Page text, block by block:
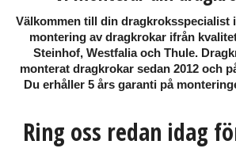
Välkommen till din dragkroksspecialist i
montering av dragkrokar ifrån
Steinhof, Westfalia och Thule.
monterat dragkrokar sedan 2012 och
Du erhåller 5 års garanti på
Ring oss redan idag